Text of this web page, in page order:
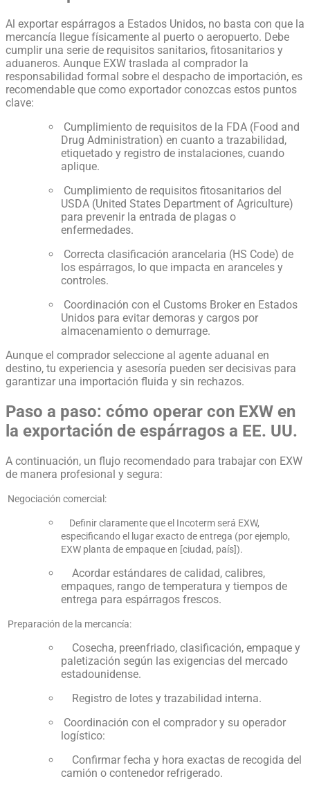
Al exportar espárragos a Estados Unidos, no basta con que la
mercancía llegue físicamente al puerto o aeropuerto. Debe
cumplir una serie de requisitos sanitarios, fitosanitarios y
aduaneros. Aunque EXW traslada al comprador la
responsabilidad formal sobre el despacho de importación, es
recomendable que como exportador conozcas estos puntos
clave:
Cumplimiento de requisitos de la FDA (Food and
Drug Administration) en cuanto a trazabilidad,
etiquetado y registro de instalaciones, cuando
aplique.
Cumplimiento de requisitos fitosanitarios del
USDA (United States Department of Agriculture)
para prevenir la entrada de plagas o
enfermedades.
Correcta clasificación arancelaria (HS Code) de
los espárragos, lo que impacta en aranceles y
controles.
Coordinación con el Customs Broker en Estados
Unidos para evitar demoras y cargos por
almacenamiento o demurrage.
Aunque el comprador seleccione al agente aduanal en
destino, tu experiencia y asesoría pueden ser decisivas para
garantizar una importación fluida y sin rechazos.
Paso a paso: cómo operar con EXW en
la exportación de espárragos a EE. UU.
A continuación, un flujo recomendado para trabajar con EXW
de manera profesional y segura:
Negociación comercial:
Definir claramente que el Incoterm será EXW,
especificando el lugar exacto de entrega (por ejemplo,
EXW planta de empaque en [ciudad, país]).
Acordar estándares de calidad, calibres,
empaques, rango de temperatura y tiempos de
entrega para espárragos frescos.
Preparación de la mercancía:
Cosecha, preenfriado, clasificación, empaque y
paletización según las exigencias del mercado
estadounidense.
Registro de lotes y trazabilidad interna.
Coordinación con el comprador y su operador
logístico:
Confirmar fecha y hora exactas de recogida del
camión o contenedor refrigerado.